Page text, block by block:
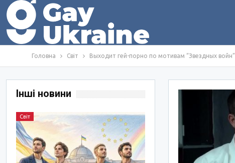
Головна Світ Выходит гей-порно по мотивам “Звездных войн”
Інші новини
Світ